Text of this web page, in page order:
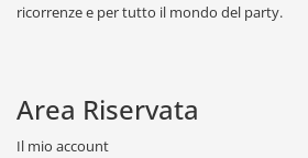
ricorrenze e per tutto il mondo del party.
Area Riservata
Il mio account